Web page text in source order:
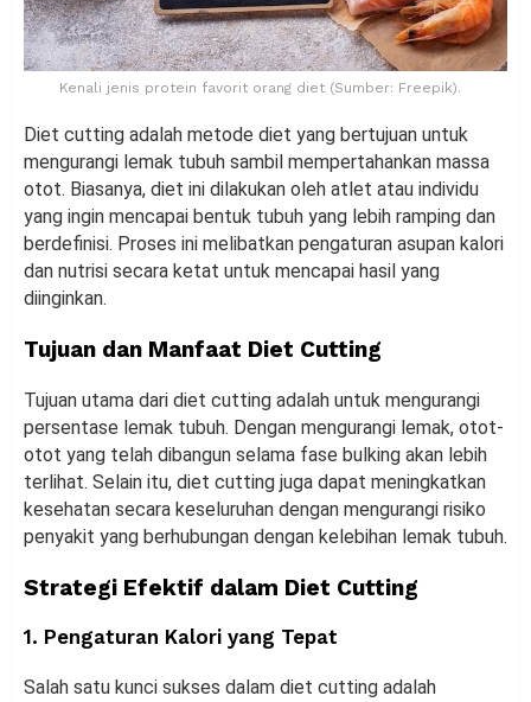
Kenali jenis protein favorit orang diet (Sumber: Freepik).
Diet cutting adalah metode diet yang bertujuan untuk
mengurangi lemak tubuh sambil mempertahankan massa
otot. Biasanya, diet ini dilakukan oleh atlet atau individu
yang ingin mencapai bentuk tubuh yang lebih ramping dan
berdefinisi. Proses ini melibatkan pengaturan asupan kalori
dan nutrisi secara ketat untuk mencapai hasil yang
diinginkan.
Tujuan dan Manfaat Diet Cutting
Tujuan utama dari diet cutting adalah untuk mengurangi
persentase lemak tubuh. Dengan mengurangi lemak, otot-
otot yang telah dibangun selama fase bulking akan lebih
terlihat. Selain itu, diet cutting juga dapat meningkatkan
kesehatan secara keseluruhan dengan mengurangi risiko
penyakit yang berhubungan dengan kelebihan lemak tubuh.
Strategi Efektif dalam Diet Cutting
1. Pengaturan Kalori yang Tepat
Salah satu kunci sukses dalam diet cutting adalah